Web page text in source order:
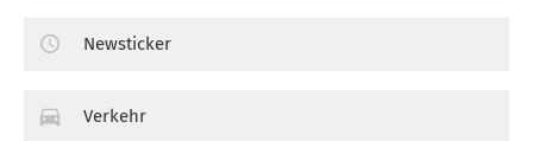
Newsticker
Verkehr